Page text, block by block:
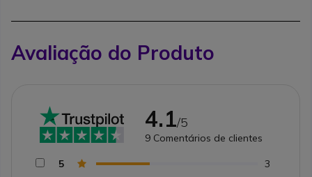
Avaliação do Produto
4.1/5
9 Comentários de clientes
5
3